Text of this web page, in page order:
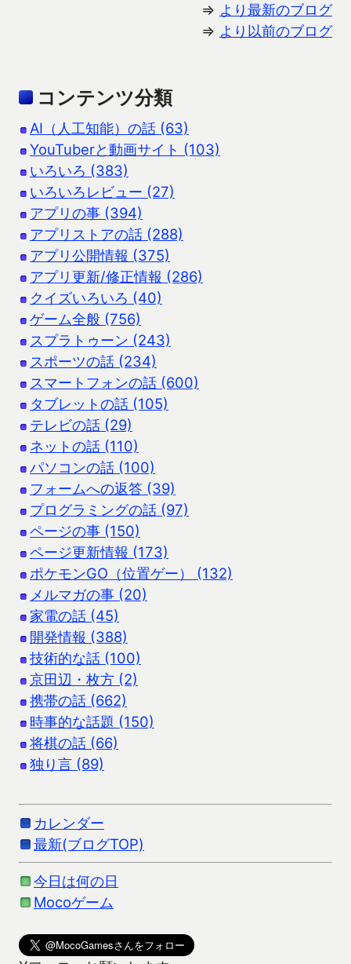
⇒ より最新のブログ
⇒ より以前のブログ
コンテンツ分類
AI（人工知能）の話 (63)
YouTuberと動画サイト (103)
いろいろ (383)
いろいろレビュー (27)
アプリの事 (394)
アプリストアの話 (288)
アプリ公開情報 (375)
アプリ更新/修正情報 (286)
クイズいろいろ (40)
ゲーム全般 (756)
スプラトゥーン (243)
スポーツの話 (234)
スマートフォンの話 (600)
タブレットの話 (105)
テレビの話 (29)
ネットの話 (110)
パソコンの話 (100)
フォームへの返答 (39)
プログラミングの話 (97)
ページの事 (150)
ページ更新情報 (173)
ポケモンGO（位置ゲー） (132)
メルマガの事 (20)
家電の話 (45)
開発情報 (388)
技術的な話 (100)
京田辺・枚方 (2)
携帯の話 (662)
時事的な話題 (150)
将棋の話 (66)
独り言 (89)
カレンダー
最新(ブログTOP)
今日は何の日
Mocoゲーム